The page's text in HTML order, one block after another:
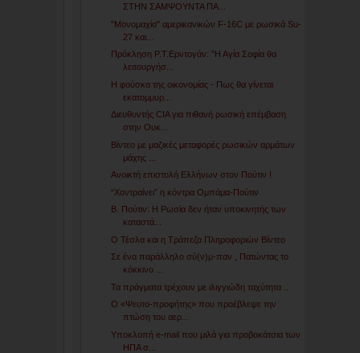
ΣΤΗΝ ΣΑΜΨΟΥΝΤΑ ΠΑ...
"Μονομαχία" αμερικανικών F-16C με ρωσικά Su-
27 και...
Πρόκληση Ρ.Τ.Ερντογάν: "Η Αγία Σοφία θα
λειτουργήσ...
Η φούσκα της οικονομίας - Πως θα γίνεται
εκατομμυρ...
Διευθυντής CIA για πιθανή ρωσική επέμβαση
στην Ουκ...
Βίντεο με μαζικές μεταφορές ρωσικών αρμάτων
μάχης ...
Ανοικτή επιστολή Ελλήνων στον Πούτιν !
“Χοντραίνει” η κόντρα Ομπάμα-Πούτιν
Β. Πούτιν: Η Ρωσία δεν ήταν υποκινητής των
καταστά...
Ο Τέσλα και η Τράπεζα Πληροφοριών Βίντεο
Σε ένα παράλληλο σύ(ν)μ-παν , Πατώντας το
κόκκινο ...
Τα πράγματα τρέχουν με ιλιγγιώδη ταχύτητα ..
Ο «Ψευτο-προφήτης» που προέβλεψε την
πτώση του αερ...
Υποκλοπή e-mail που μιλά για προβοκάτσια των
ΗΠΑ σ...